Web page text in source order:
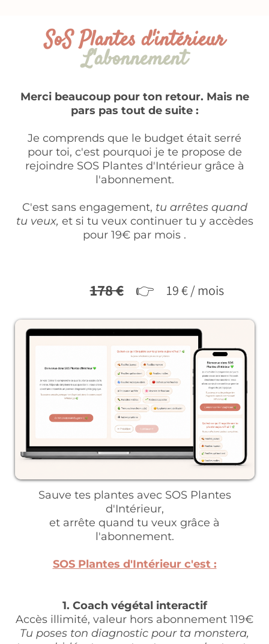
SoS Plantes d'intérieur
L'abonnement
Merci beaucoup pour ton retour. Mais ne
pars pas tout de suite :
Je comprends que le budget était serré
pour toi, c'est pourquoi je te propose de
rejoindre SOS Plantes d'Intérieur grâce à
l'abonnement.
C'est sans engagement, tu arrêtes quand
tu veux, et si tu veux continuer tu y accèdes
pour 19€ par mois .
178 € 👉 19 € / mois
Sauve tes plantes avec SOS Plantes
d'Intérieur,
et arrête quand tu veux grâce à
l'abonnement.
SOS Plantes d'Intérieur c'est :
1. Coach végétal interactif
Accès illimité, valeur hors abonnement 119€
Tu poses ton diagnostic pour ta monstera,